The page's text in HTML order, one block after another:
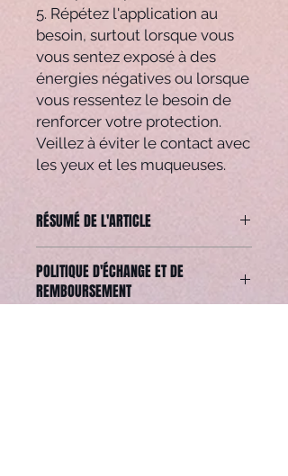
5. Répétez l'application au
besoin, surtout lorsque vous
vous sentez exposé à des
énergies négatives ou lorsque
vous ressentez le besoin de
renforcer votre protection.
Veillez à éviter le contact avec
les yeux et les muqueuses.
RÉSUMÉ DE L'ARTICLE
Il est constitué d'huile d'amande
douce bio, de pierre quartz rose, de
POLITIQUE D'ÉCHANGE ET DE
REMBOURSEMENT